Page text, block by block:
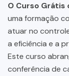
O Curso Grátis
uma formação
atuar no
a eficiência e a
Este curso
conferência de